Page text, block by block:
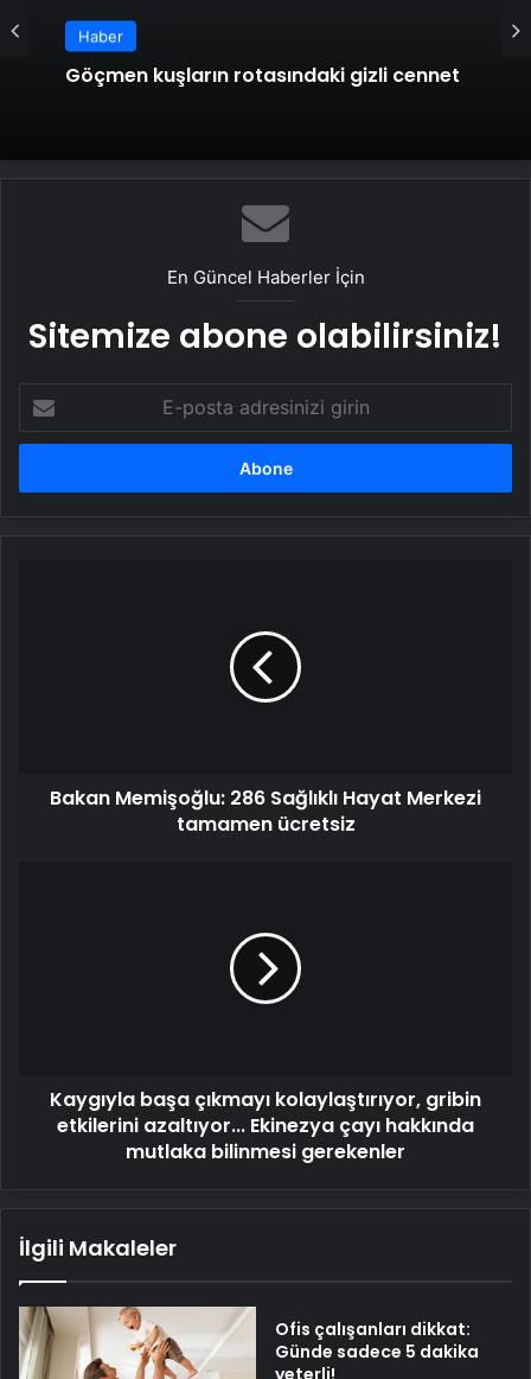
Haber
Göçmen kuşların rotasındaki gizli cennet
En Güncel Haberler İçin
Sitemize abone olabilirsiniz!
posta
adresinizi
Bakan Memişoğlu: 286 Sağlıklı Hayat Merkezi
tamamen ücretsiz
hakkında
mutlaka
Kaygıyla başa çıkmayı kolaylaştırıyor, gribin
etkilerini azaltıyor... Ekinezya çayı hakkında
mutlaka bilinmesi gerekenler
İlgili Makaleler
Ofis çalışanları dikkat:
Günde sadece 5 dakika
yeterli!